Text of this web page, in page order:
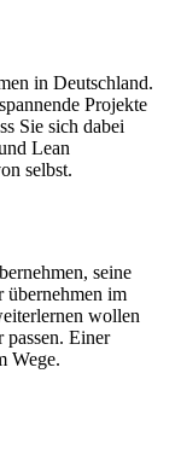
in Deutschland.
Projekte
Sie sich dabei
Lean
selbst.
seine
übernehmen im
wollen
passen. Einer
Wege.